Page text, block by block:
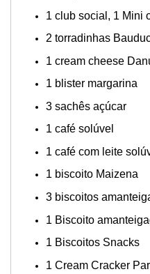
1 club social, 1 Mini
2 torradinhas
1 cream cheese
1 blister margarina
3 sachês açúcar
1 café solúvel
1 café com leite
1 biscoito Maizena
3 biscoitos
1 Biscoito
1 Biscoitos Snacks
1 Cream Cracker